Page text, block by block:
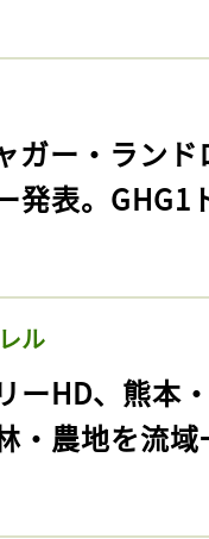
ガー・ラン
発表。GHG1
ル
ーHD、熊本
・農地を流